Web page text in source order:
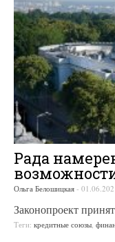
Рада
Ольга Белошицкая -
Законопроект
Теги: кредитные союзы,